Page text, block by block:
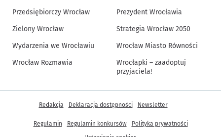
Przedsiębiorczy Wrocław
Zielony Wrocław
Wydarzenia we Wrocławiu
Wrocław Rozmawia
Prezydent Wrocławia
Strategia Wrocław 2050
Wrocław Miasto Równości
Wrocłapki – zaadoptuj
przyjaciela!
Inne informacje
Redakcja Deklaracja dostępności Newsletter
Regulamin Regulamin konkursów
Polityka prywatności